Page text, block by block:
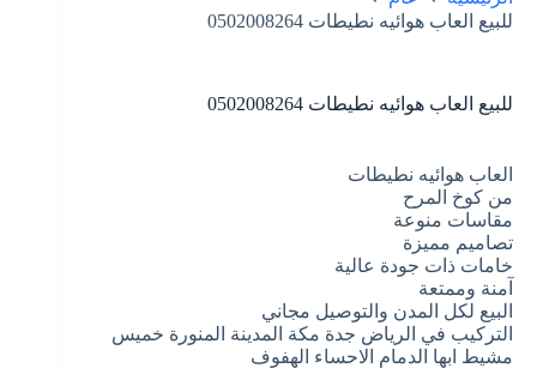
للبيع العاب هوائيه نطيطات 0502008264
للبيع العاب هوائيه نطيطات 0502008264
العاب هوائيه نطيطات
من كوخ المرح
مقاسات منوعة
تصاميم مميزة
خامات ذات جودة عالية
آمنة وممتعة
البيع لكل المدن والتوصيل مجاني
التركيب في الرياض جدة مكة المدينة المنورة خميس
مشيط ابها الدمام الاحساء الهفوف